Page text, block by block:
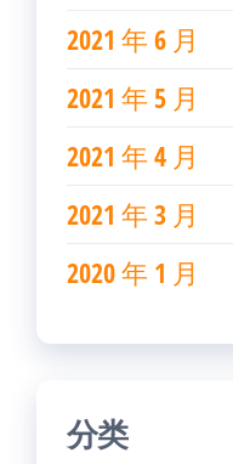
2021 年 6 月
2021 年 5 月
2021 年 4 月
2021 年 3 月
2020 年 1 月
分类